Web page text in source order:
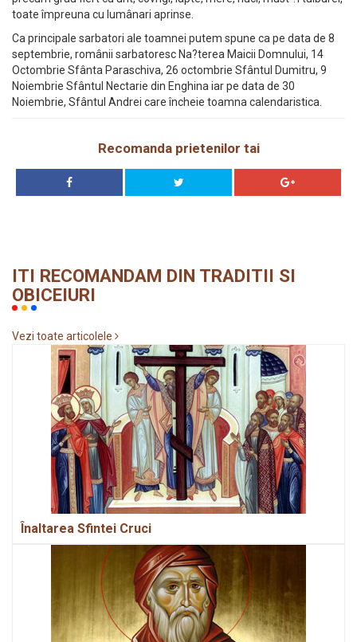
toate împreuna cu lumânari aprinse.
Ca principale sarbatori ale toamnei putem spune ca pe data de 8
septembrie, românii sarbatoresc Na?terea Maicii Domnului, 14
Octombrie Sfânta Paraschiva, 26 octombrie Sfântul Dumitru, 9
Noiembrie Sfântul Nectarie din Enghina iar pe data de 30
Noiembrie, Sfântul Andrei care încheie toamna calendaristica.
Recomanda prietenilor tai
ITI RECOMANDAM DIN TRADITII SI
OBICEIURI
Vezi toate articolele
Înaltarea Sfintei Cruci